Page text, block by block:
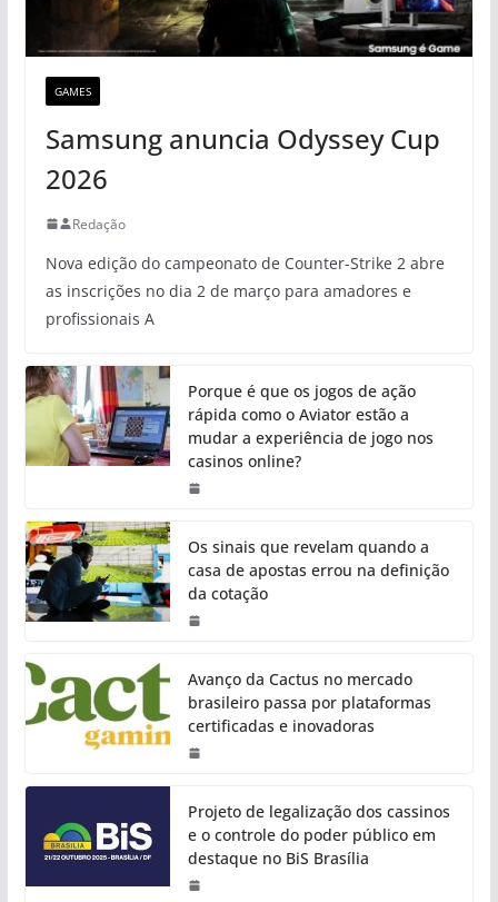
GAMES
Samsung anuncia Odyssey Cup
2026
Redação
Nova edição do campeonato de Counter-Strike 2 abre
as inscrições no dia 2 de março para amadores e
profissionais A
Porque é que os jogos de ação
rápida como o Aviator estão a
mudar a experiência de jogo nos
casinos online?
Os sinais que revelam quando a
casa de apostas errou na definição
da cotação
Avanço da Cactus no mercado
brasileiro passa por plataformas
certificadas e inovadoras
Projeto de legalização dos cassinos
e o controle do poder público em
destaque no BiS Brasília